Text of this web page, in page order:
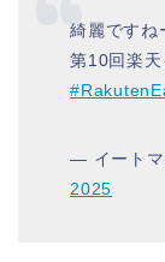
綺麗ですね
第10回楽
— イート
2025